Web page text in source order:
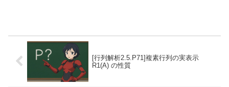
[行列解析2.5.P71]複素行列の実表示
R1(A) の性質